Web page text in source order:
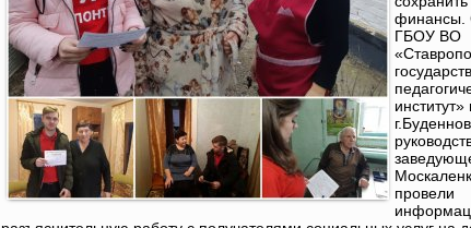
финансы.
ГБОУ ВО
институт»
провели